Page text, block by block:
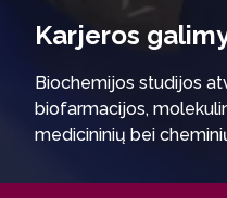
Karjeros
Biochemijos studijos
biofarmacijos,
medicininių bei
laboratorijose,